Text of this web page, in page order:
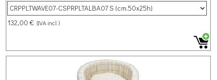
132,00 € (IVA incl.)